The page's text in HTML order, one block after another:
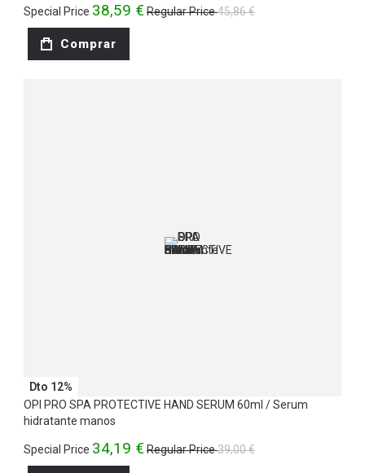
Special Price 38,59 € Regular Price45,86 €
Comprar
Dto 12%
OPI PRO SPA PROTECTIVE HAND SERUM 60ml / Serum
hidratante manos
Special Price 34,19 € Regular Price39,00 €